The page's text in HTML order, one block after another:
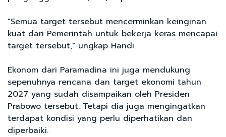
"Semua target tersebut mencerminkan keinginan
kuat dari Pemerintah untuk bekerja keras mencapai
target tersebut," ungkap Handi.
Ekonom dari Paramadina ini juga mendukung
sepenuhnya rencana dan target ekonomi tahun
2027 yang sudah disampaikan oleh Presiden
Prabowo tersebut. Tetapi dia juga mengingatkan
terdapat kondisi yang perlu diperhatikan dan
diperbaiki.